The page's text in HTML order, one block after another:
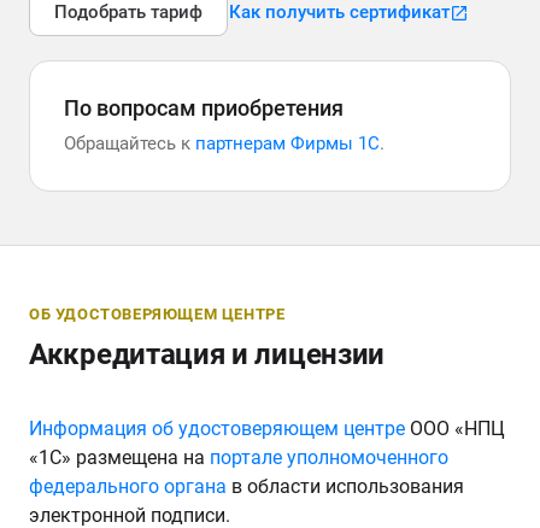
Подобрать тариф Как получить сертификат
По вопросам приобретения
Обращайтесь к партнерам Фирмы 1С.
ОБ УДОСТОВЕРЯЮЩЕМ ЦЕНТРЕ
Аккредитация и лицензии
Информация об удостоверяющем центре ООО «НПЦ
«1С» размещена на портале уполномоченного
федерального органа в области использования
электронной подписи.